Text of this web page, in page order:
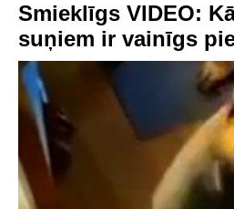
Smieklīgs VIDEO:
suņiem ir vainīgs